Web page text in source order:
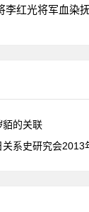
李红光将军血染
貊的关联
关系史研究会2013